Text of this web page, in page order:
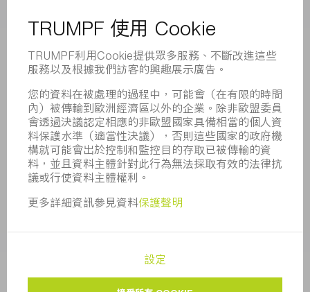
業務報告
合規
舉報系統
新聞稿
雜誌
可持續性
環境和氣候
社會和公共事務
企業管理
版本說明 資料保護 版權與商標
一般條款